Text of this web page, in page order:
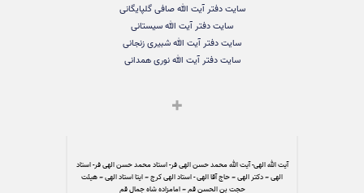
سایت دفتر آیت الله صافی گلپایگانی
سایت دفتر آیت الله سیستانی
سایت دفتر آیت الله شبیری زنجانی
سایت دفتر آیت الله نوری همدانی
آیت الله الهی- آیت الله محمد حسن الهی فر- استاد محمد حسن الهی فر- استاد
الهی – دکتر الهی – حاج آقا الهی - استاد الهی کرج – ایتا استاد الهی – هیئت
حجت بن الحسن قم – امامزاده شاه جمال قم